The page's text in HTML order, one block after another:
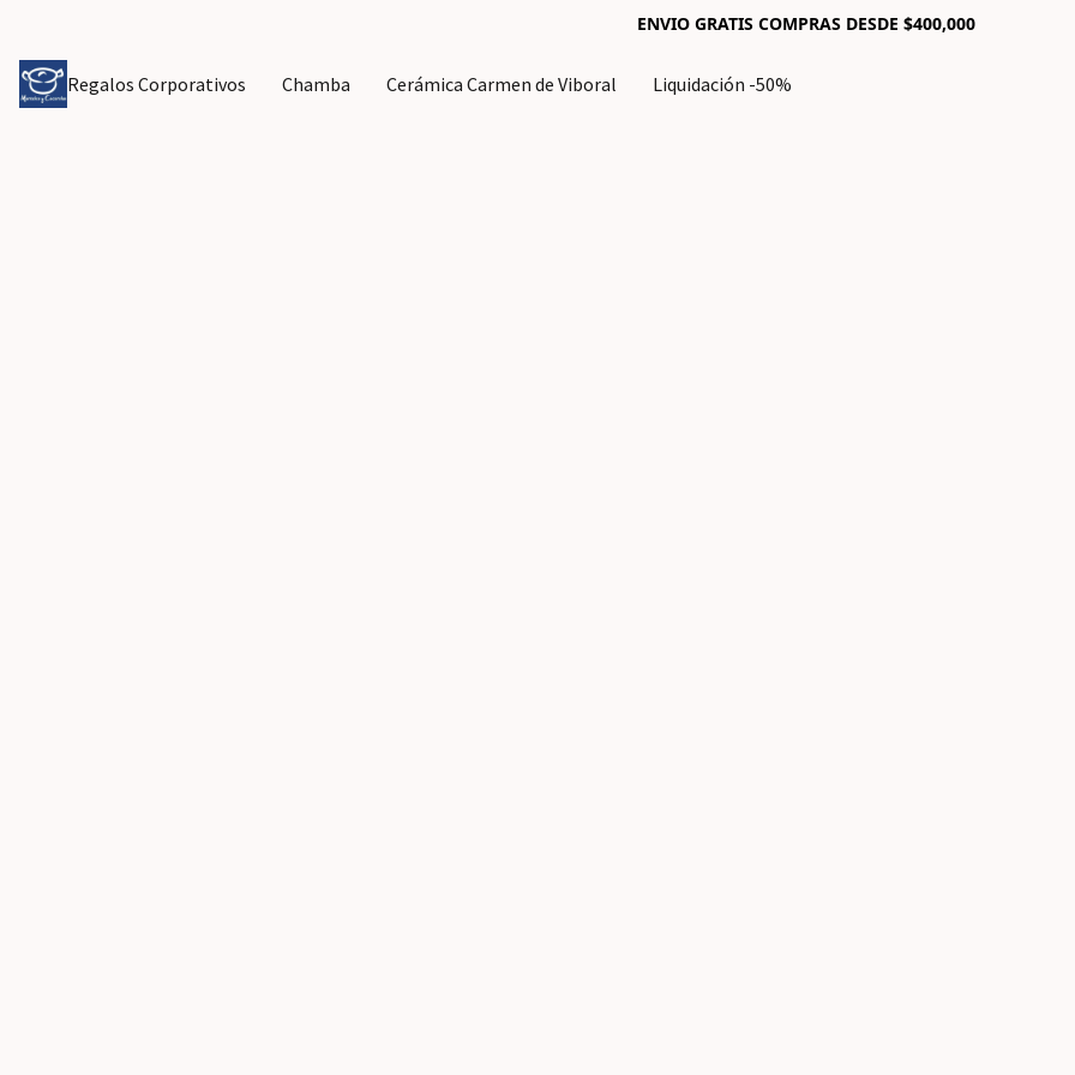
ENVIO GRATIS COMPRAS DESDE $400,000
Regalos Corporativos Chamba Cerámica Carmen de Viboral Liquidación -50%